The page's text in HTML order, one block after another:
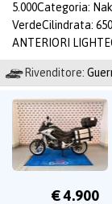
5.000Categoria:
VerdeCilindrata:
ANTERIORI
Rivenditore:
€ 4.900